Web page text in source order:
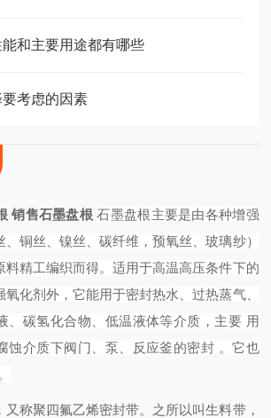
和主要用途都有哪些
考虑的因素
销售石墨盘根 石墨盘根主要是由各种增强
铜丝、镍丝、碳纤维，预氧丝、玻璃纱）
料精工编织而得。适用于高温高压条件下的
化剂外，它能用于密封热水、过热蒸气、
、碳氢化合物、低温液体等介质，主要 用
蚀介质下阀门、泵、反应釜的密封 。它也
称聚四氟乙烯密封带。之所以叫生料带，